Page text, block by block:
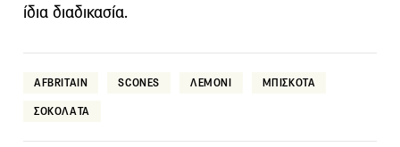
ίδια διαδικασία.
AFBRITAIN SCONES ΛΕΜΟΝΙ ΜΠΙΣΚΟΤΑ
ΣΟΚΟΛΑΤΑ